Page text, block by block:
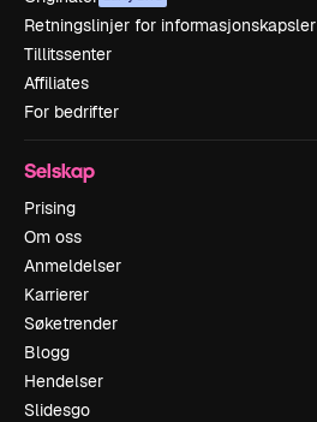
Retningslinjer for informasjonskapsler
Tillitssenter
Affiliates
For bedrifter
Selskap
Prising
Om oss
Anmeldelser
Karrierer
Søketrender
Blogg
Hendelser
Slidesgo